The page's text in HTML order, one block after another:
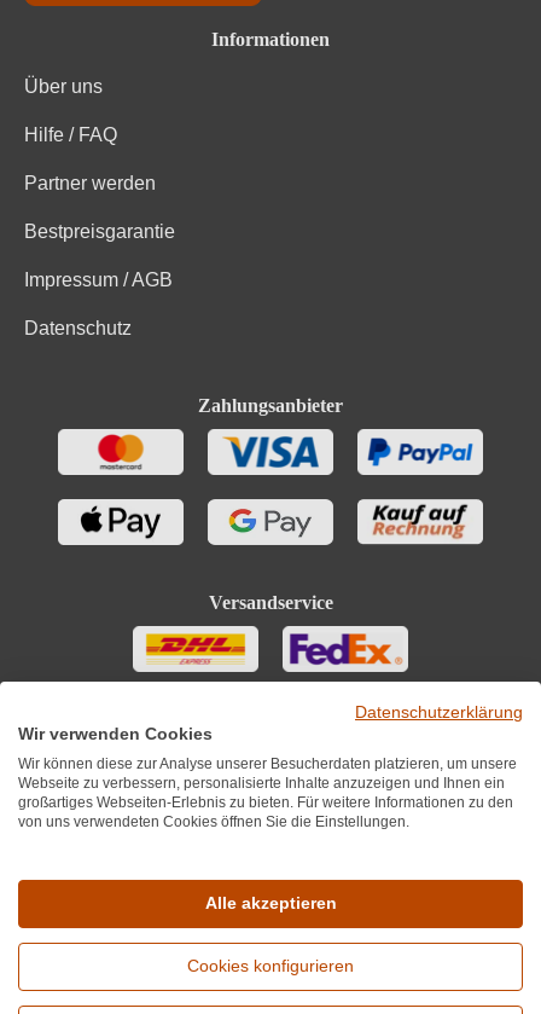
Informationen
Über uns
Hilfe / FAQ
Partner werden
Bestpreisgarantie
Impressum / AGB
Datenschutz
Zahlungsanbieter
Versandservice
*Alle Preise inkl. MwST zzgl. 5,90€ Versandkosten je Winzer.
Datenschutzerklärung
Wir verwenden Cookies
Wir können diese zur Analyse unserer Besucherdaten platzieren, um unsere
Webseite zu verbessern, personalisierte Inhalte anzuzeigen und Ihnen ein
großartiges Webseiten-Erlebnis zu bieten. Für weitere Informationen zu den
von uns verwendeten Cookies öffnen Sie die Einstellungen.
Alle akzeptieren
Cookies konfigurieren